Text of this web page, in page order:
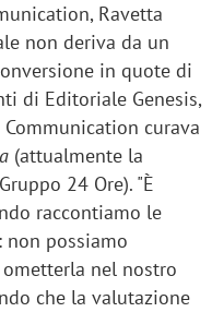
Ravetta
non deriva da un
in quote di
di Editoriale Genesis,
curava
(attualmente la
24 Ore). "È
raccontiamo le
possiamo
nel nostro
che la valutazione